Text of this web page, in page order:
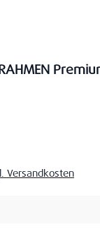
Versandkosten